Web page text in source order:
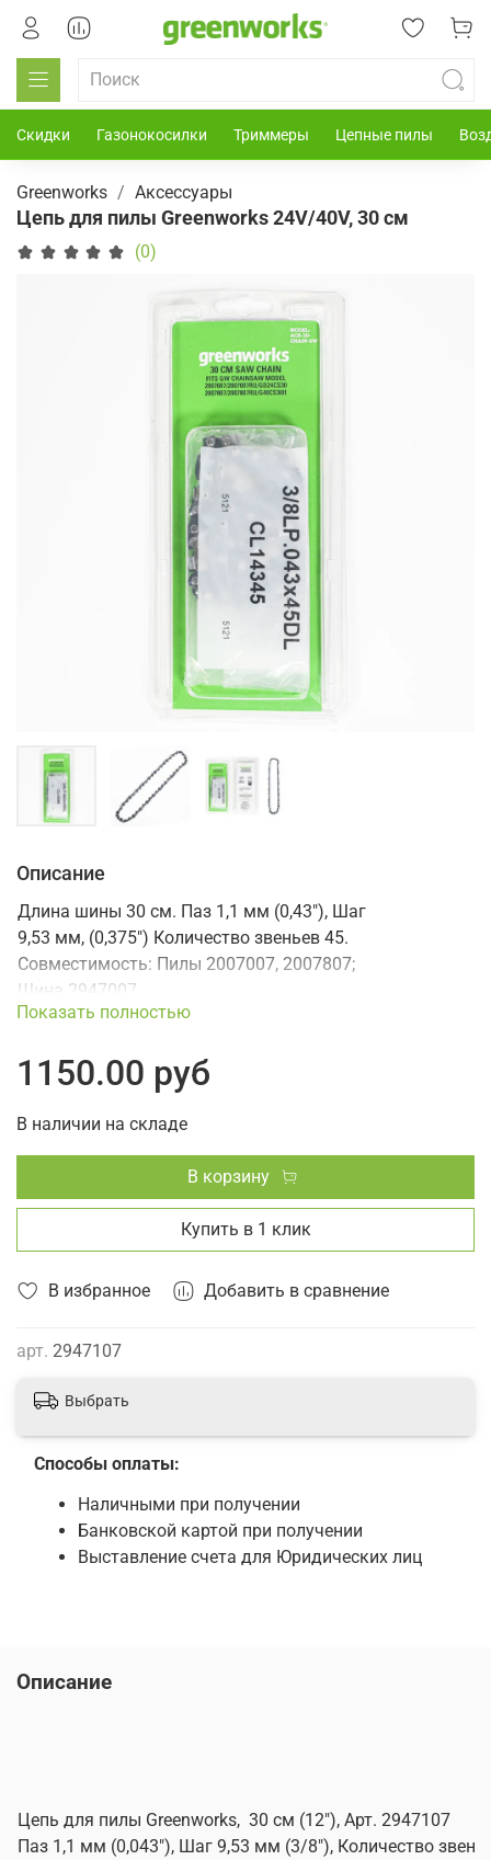
Скидки Газонокосилки Триммеры Цепные пилы
Greenworks Аксессуары
Цепь для пилы Greenworks 24V/40V, 30 см
(0)
В избранное Добавить в сравнение
арт. 2947107
Описание
Длина шины 30 см. Паз 1,1 мм (0,43"), Шаг
9,53 мм, (0,375") Количество звеньев 45.
Совместимость: Пилы 2007007, 2007807;
Шина 2947007
Показать полностью
1150.00 руб
В наличии на складе
В корзину
Купить в 1 клик
Выбрать
Способы оплаты:
Наличными при получении
Банковской картой при получении
Выставление счета для Юридических лиц
Описание
Цепь для пилы Greenworks, 30 см (12"), Арт. 2947107
Паз 1,1 мм (0,043"), Шаг 9,53 мм (3/8"), Количество